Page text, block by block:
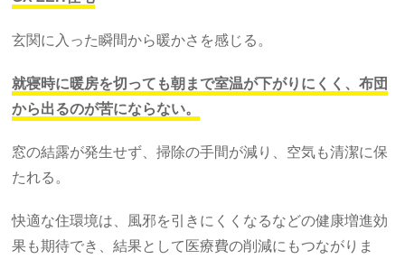
玄関に入った瞬間から暖かさを感じる。
就寝時に暖房を切っても朝まで室温が下がりにくく、布団
から出るのが苦にならない。
窓の結露が発生せず、掃除の手間が減り、空気も清潔に保
たれる。
快適な住環境は、風邪を引きにくくなるなどの健康増進効
果も期待でき、結果として医療費の削減にもつながりま